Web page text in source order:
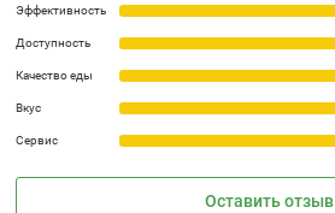
Эффективность
Доступность
Качество еды
Вкус
Сервис
Оставить отзыв